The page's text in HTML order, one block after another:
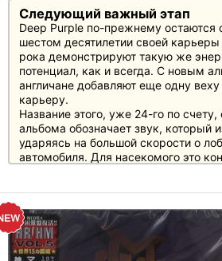
Следующий важный этап
Deep Purple по-прежнему
шестом десятилетии своей
рока демонстрируют такую же
потенциал, как и всегда. С новым
англичане добавляют еще одну
карьеру.
Название этого, уже 24-го по счету,
альбома обозначает звук, который
ударяясь на большой скорости о
автомобиля. Для насекомого это
идентичности и трансформации
альбом «SPLAT!».
В музыкальном плане Deep Purple
линию успешного предшественника